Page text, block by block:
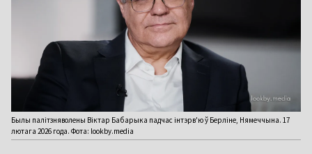
Былы палітзняволены Віктар Бабарыка падчас інтэрв'ю ў Берліне, Нямеччына. 17
лютага 2026 года. Фота: lookby.media